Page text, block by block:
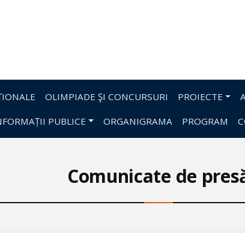
OLIMPIADE ŞI CONCURSURI PROIECTE
PUBLICE ORGANIGRAMA PROGRAM
Comunicate de